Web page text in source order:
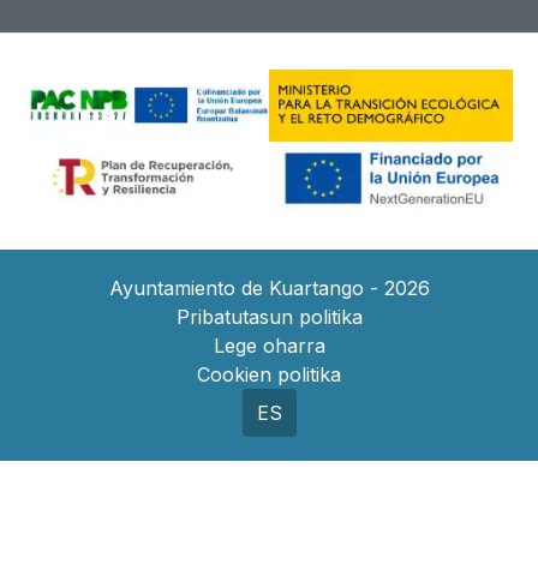
Ayuntamiento de Kuartango - 2026
Pribatutasun politika
Lege oharra
Cookien politika
ES